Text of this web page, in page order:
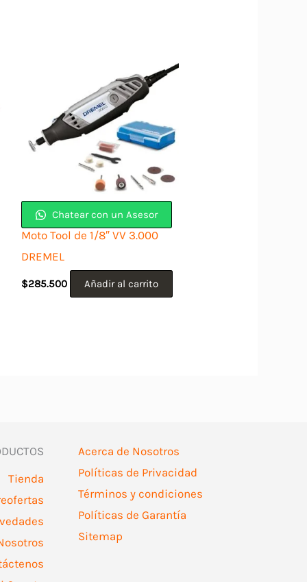
Chatear con un Asesor
Moto Tool de 1/8″ VV 3.000
DREMEL
$285.500 Añadir al carrito
Tienda
Acerca de Nosotros
Políticas de Privacidad
Términos y condiciones
Políticas de Garantía
Sitemap